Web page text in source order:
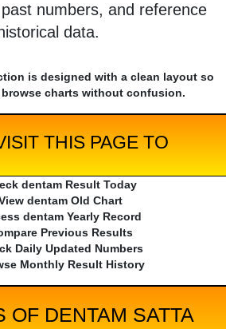
numbers, and reference
historical data.
is designed with a clean layout so
charts without confusion.
THIS PAGE TO
dentam Result Today
dentam Old Chart
dentam Yearly Record
Previous Results
Daily Updated Numbers
Monthly Result History
OF DENTAM SATTA